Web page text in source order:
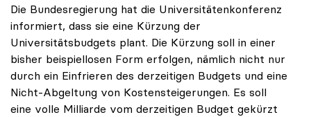
Die Bundesregierung hat die Universitätenkonferenz
informiert, dass sie eine Kürzung der
Universitätsbudgets plant. Die Kürzung soll in einer
bisher beispiellosen Form erfolgen, nämlich nicht nur
durch ein Einfrieren des derzeitigen Budgets und eine
Nicht-Abgeltung von Kostensteigerungen. Es soll
eine volle Milliarde vom derzeitigen Budget gekürzt